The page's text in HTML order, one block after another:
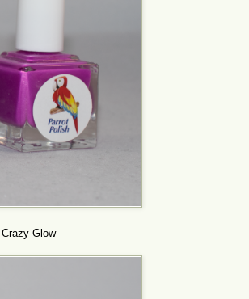
Glow